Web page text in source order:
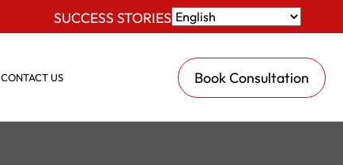
SUCCESS STORIES
CONTACT US Book Consultation